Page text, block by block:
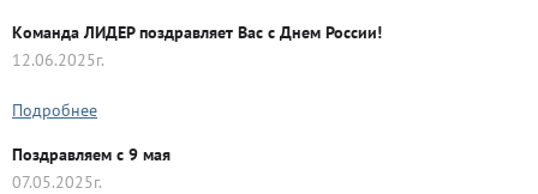
Команда ЛИДЕР поздравляет Вас с Днем России!
12.06.2025г.
Подробнее
Поздравляем с 9 мая
07.05.2025г.